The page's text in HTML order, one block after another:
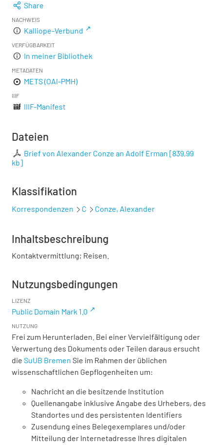
Share
NACHWEIS
Kalliope-Verbund
VERFÜGBARKEIT
In meiner Bibliothek
METADATEN
METS (OAI-PMH)
IIIF
IIIF-Manifest
Dateien
Brief von Alexander Conze an Adolf Erman [839,99
kb]
Klassifikation
Korrespondenzen C Conze, Alexander
Inhaltsbeschreibung
Kontaktvermittlung; Reisen.
Nutzungsbedingungen
LIZENZ
Public Domain Mark 1.0
NUTZUNG
Frei zum Herunterladen. Bei einer Vervielfältigung oder
Verwertung des Dokuments oder Teilen daraus ersucht
die SuUB Bremen Sie im Rahmen der üblichen
wissenschaftlichen Gepflogenheiten um:
Nachricht an die besitzende Institution
Quellenangabe inklusive Angabe des Urhebers, des
Standortes und des persistenten Identifiers
Zusendung eines Belegexemplares und/oder
Mitteilung der Internetadresse Ihres digitalen